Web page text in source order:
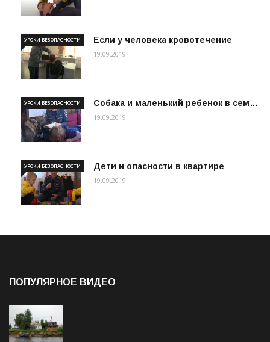
Если у человека кровотечение
УРОКИ БЕЗОПАСНОСТИ
19.09.2019
Собака и маленький ребенок в сем…
УРОКИ БЕЗОПАСНОСТИ
19.09.2019
Дети и опасности в квартире
УРОКИ БЕЗОПАСНОСТИ
19.09.2019
ПОПУЛЯРНОЕ ВИДЕО